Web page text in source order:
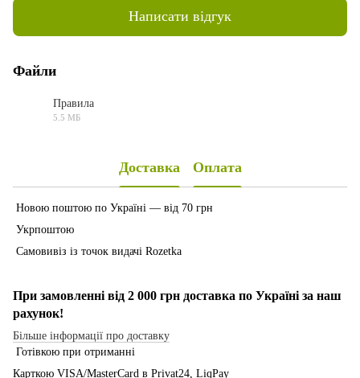
Написати відгук
Файли
Правила
5.5 МБ
Доставка Оплата
Новою поштою по Україні — від 70 грн
Укрпоштою
Самовивіз із точок видачі Rozetka
При замовленні від 2 000 грн доставка по Україні за наш
рахунок!
Більше інформації про доставку
Готівкою при отриманні
Карткою VISA/MasterCard в Рrivat24, LiqPay